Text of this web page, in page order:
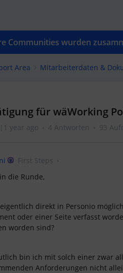
Communities wurden
Area Mitarbeiterdaten &
für wäWorking
year ago 4 Antworten 93
First Steps
die Runde,
direkt in Personio
oder einer Seite verfasst
worden sind?
bin ich mit solch einer zwar
Anforderungen nicht